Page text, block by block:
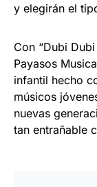
y elegirán el
Con “Dubi
Payasos
infantil hecho
músicos
nuevas
tan entrañable